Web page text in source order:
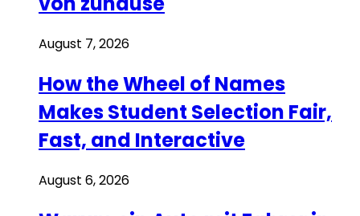
August 7, 2026
How the Wheel of Names
Makes Student Selection Fair,
Fast, and Interactive
August 6, 2026